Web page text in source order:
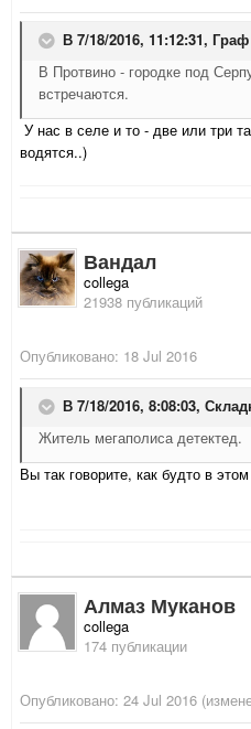
В 7/18/2016, 11:12:31,
В Протвино - городке под
встречаются.
У нас в селе и то - две или три
водятся..)
Вандал
collega
21938 публикаций
Опубликовано: 18 Jul 2016
В 7/18/2016, 8:08:03,
Житель мегаполиса детектед.
Вы так говорите, как будто в
Алмаз Муканов
collega
174 публикации
Опубликовано: 24 Jul 2016